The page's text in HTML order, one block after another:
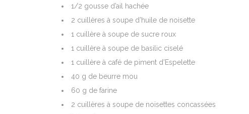
1/2 gousse d’ail hachée
2 cuillères à soupe d’huile de noisette
1 cuillère à soupe de sucre roux
1 cuillère à soupe de basilic ciselé
1 cuillère à café de piment d’Espelette
40 g de beurre mou
60 g de farine
2 cuillères à soupe de noisettes concassées